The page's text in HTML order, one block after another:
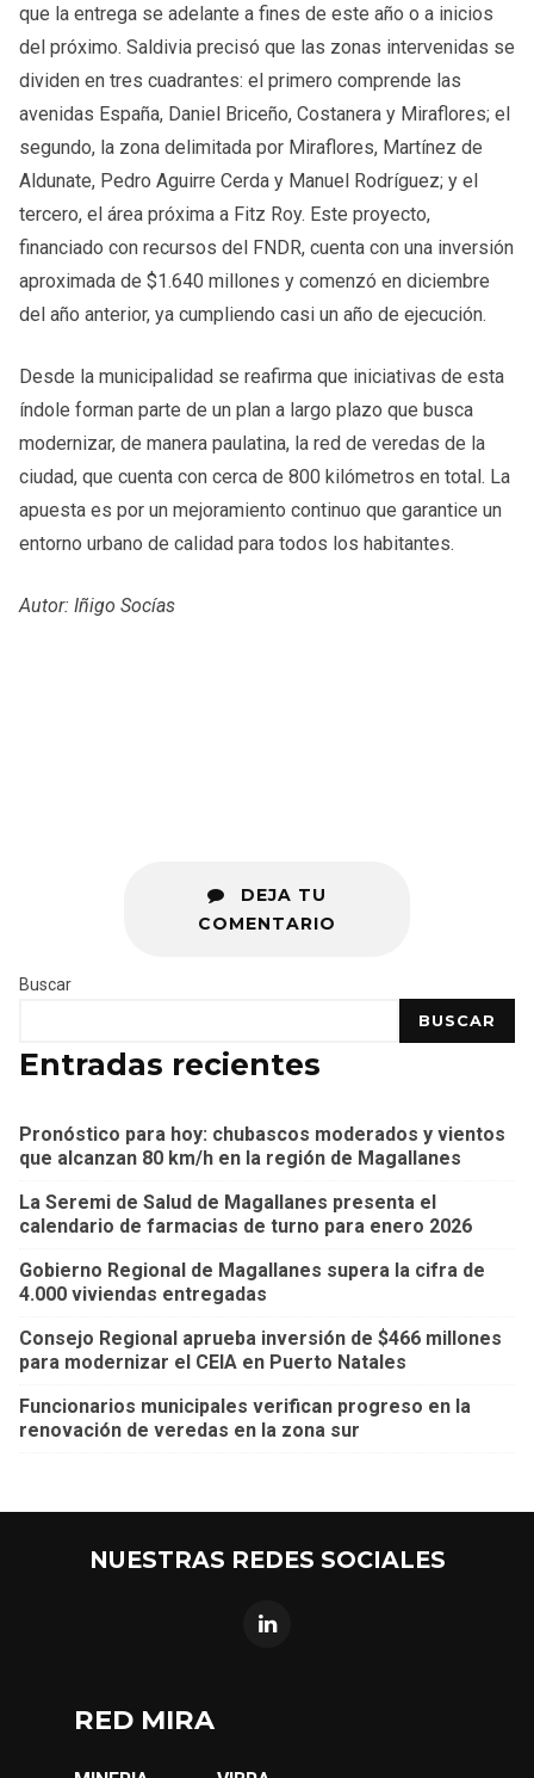
que la entrega se adelante a fines de este año o a inicios
del próximo. Saldivia precisó que las zonas intervenidas se
dividen en tres cuadrantes: el primero comprende las
avenidas España, Daniel Briceño, Costanera y Miraflores; el
segundo, la zona delimitada por Miraflores, Martínez de
Aldunate, Pedro Aguirre Cerda y Manuel Rodríguez; y el
tercero, el área próxima a Fitz Roy. Este proyecto,
financiado con recursos del FNDR, cuenta con una inversión
aproximada de $1.640 millones y comenzó en diciembre
del año anterior, ya cumpliendo casi un año de ejecución.
Desde la municipalidad se reafirma que iniciativas de esta
índole forman parte de un plan a largo plazo que busca
modernizar, de manera paulatina, la red de veredas de la
ciudad, que cuenta con cerca de 800 kilómetros en total. La
apuesta es por un mejoramiento continuo que garantice un
entorno urbano de calidad para todos los habitantes.
Autor: Iñigo Socías
DEJA TU
COMENTARIO
Buscar
BUSCAR
Entradas recientes
Pronóstico para hoy: chubascos moderados y vientos
que alcanzan 80 km/h en la región de Magallanes
La Seremi de Salud de Magallanes presenta el
calendario de farmacias de turno para enero 2026
Gobierno Regional de Magallanes supera la cifra de
4.000 viviendas entregadas
Consejo Regional aprueba inversión de $466 millones
para modernizar el CEIA en Puerto Natales
Funcionarios municipales verifican progreso en la
renovación de veredas en la zona sur
NUESTRAS REDES SOCIALES
RED MIRA